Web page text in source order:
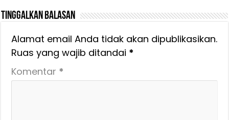
Tinggalkan Balasan
Alamat email Anda tidak akan dipublikasikan.
Ruas yang wajib ditandai *
Komentar *